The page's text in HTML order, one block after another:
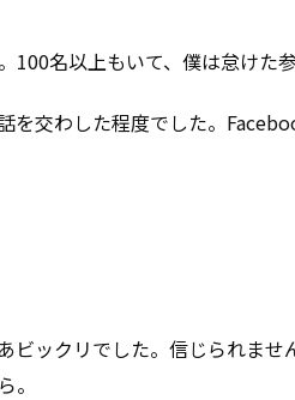
名以上もいて、僕は怠けた参
を交わした程度でした。
ビックリでした。信じられませ
。